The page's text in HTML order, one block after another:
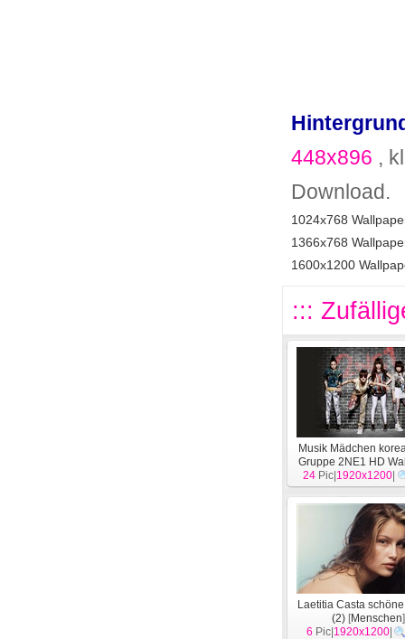
448x896 ,
Download.
1024x768
1366x768
1600x1200
:::
Musik Mädchen
Gruppe 2NE1 HD
[Menschen
24 Pic| 1920x1200
Laetitia Casta
(2) [Menschen]
6 Pic| 1920x1200